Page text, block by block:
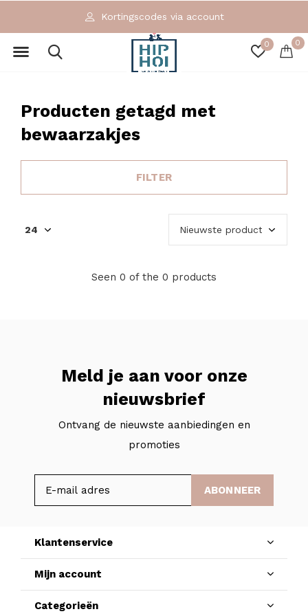
0 0
Kortingscodes via account
Producten getagd met
bewaarzakjes
FILTER
Seen 0 of the 0 products
Meld je aan voor onze
nieuwsbrief
Ontvang de nieuwste aanbiedingen en
promoties
ABONNEER
Klantenservice
Mijn account
Categorieën